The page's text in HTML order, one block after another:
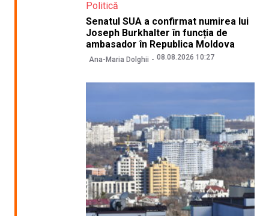
Politică
Senatul SUA a confirmat numirea lui
Joseph Burkhalter în funcția de
ambasador în Republica Moldova
Ana-Maria Dolghii 08.08.2026 10:27